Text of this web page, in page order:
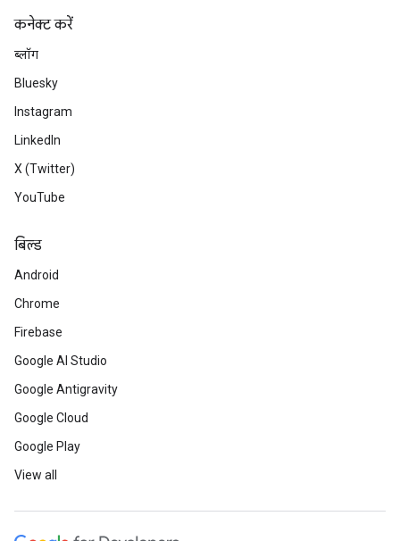
कनेक्ट करें
ब्लॉग
Bluesky
Instagram
LinkedIn
X (Twitter)
YouTube
बिल्ड
Android
Chrome
Firebase
Google AI Studio
Google Antigravity
Google Cloud
Google Play
View all